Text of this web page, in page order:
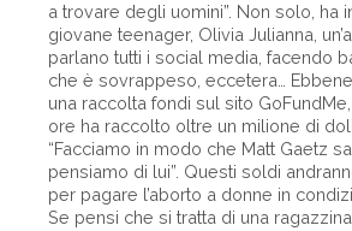
a trovare degli uomini”. Non solo, ha
giovane teenager, Olivia Julianna,
parlano tutti i social media, facendo
che è sovrappeso, eccetera…
una raccolta fondi sul sito
ore ha raccolto oltre un milione di
“Facciamo in modo che Matt Gaetz
pensiamo di lui”. Questi soldi
per pagare l’aborto a donne in
Se pensi che si tratta di una